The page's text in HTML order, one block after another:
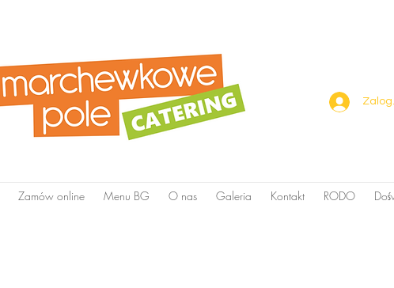
Zamów online Menu BG O nas Galeria Kontakt RODO